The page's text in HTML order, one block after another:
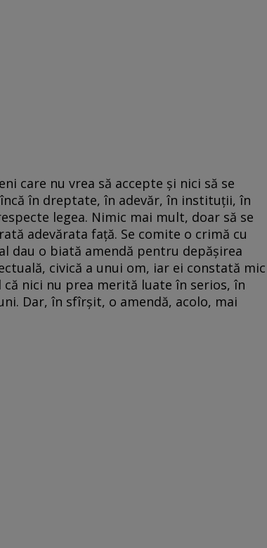
care nu vrea să accepte şi nici să se
în dreptate, în adevăr, în instituţii, în
legea. Nimic mai mult, doar să se
adevărata faţă. Se comite o crimă cu
dau o biată amendă pentru depăşirea
civică a unui om, iar ei constată
nici nu prea merită luate în serios, în
Dar, în sfîrşit, o amendă, acolo, mai